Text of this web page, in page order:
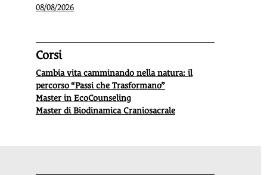
08/08/2026
Corsi
Cambia vita camminando nella natura: il
percorso “Passi che Trasformano”
Master in EcoCounseling
Master di Biodinamica Craniosacrale